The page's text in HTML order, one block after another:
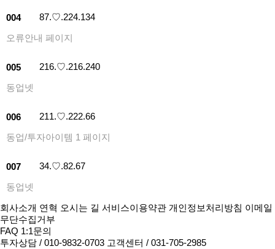
004
87.♡.224.134
오류안내 페이지
005
216.♡.216.240
동업넷
006
211.♡.222.66
동업/투자아이템 1 페이지
007
34.♡.82.67
동업넷
회사소개 연혁 오시는 길 서비스이용약관 개인정보처리방침 이메일
무단수집거부
FAQ 1:1문의
투자상담 / 010-9832-0703 고객센터 / 031-705-2985